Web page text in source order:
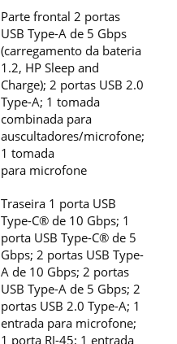
Parte frontal 2 portas
USB Type-A de 5 Gbps
(carregamento da bateria
1.2, HP Sleep and
Charge); 2 portas USB 2.0
Type-A; 1 tomada
combinada para
auscultadores/microfone;
1 tomada
para microfone
Traseira 1 porta USB
Type-C® de 10 Gbps; 1
porta USB Type-C® de 5
Gbps; 2 portas USB Type-
A de 10 Gbps; 2 portas
USB Type-A de 5 Gbps; 2
portas USB 2.0 Type-A; 1
entrada para microfone;
1 porta RJ-45; 1 entrada